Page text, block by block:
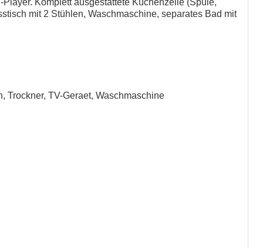
Komplett ausgestattete Küchenzeile (Spüle,
mit 2 Stühlen, Waschmaschine, separates Bad mit
Trockner, TV-Geraet, Waschmaschine